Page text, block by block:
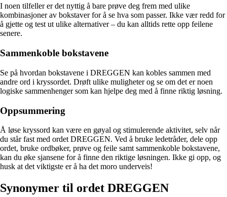
I noen tilfeller er det nyttig å bare prøve deg frem med ulike
kombinasjoner av bokstaver for å se hva som passer. Ikke vær redd for
å gjette og test ut ulike alternativer – du kan alltids rette opp feilene
senere.
Sammenkoble bokstavene
Se på hvordan bokstavene i DREGGEN kan kobles sammen med
andre ord i kryssordet. Drøft ulike muligheter og se om det er noen
logiske sammenhenger som kan hjelpe deg med å finne riktig løsning.
Oppsummering
Å løse kryssord kan være en gøyal og stimulerende aktivitet, selv når
du står fast med ordet DREGGEN. Ved å bruke ledetråder, dele opp
ordet, bruke ordbøker, prøve og feile samt sammenkoble bokstavene,
kan du øke sjansene for å finne den riktige løsningen. Ikke gi opp, og
husk at det viktigste er å ha det moro underveis!
Synonymer til ordet DREGGEN